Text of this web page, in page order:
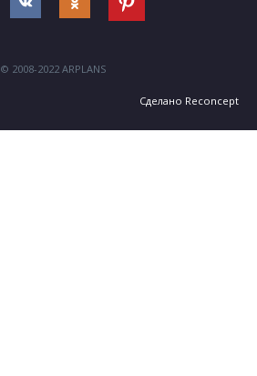
© 2008-2022 ARPLANS
Сделано Reconcept